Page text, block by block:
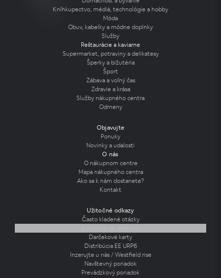
Kníhkupectvo, médiá, technológie a hobby
Móda
Obuv, kabelky a módne doplnky
Služby
Reštaurácie a kaviarne
Supermarket, potraviny a delikatesy
Šperky a bižutéria
Šport
Zábava a voľný čas
Zdravie a krása
Služby nákupného centra
Odmeny
Objavujte
Ponuky
Novinky a udalosti
O nás
O nákupnom centre
Mapa nákupného centra
Ako sa k nám dostanete?
Kontakt
Užitočné odkazy
Často kladené otázky
Darčekové karty
Distribúcia EE URP6
Inzerujte u nás / Westfield rise
Navštevný poriadok
Prevádzkový poriadok